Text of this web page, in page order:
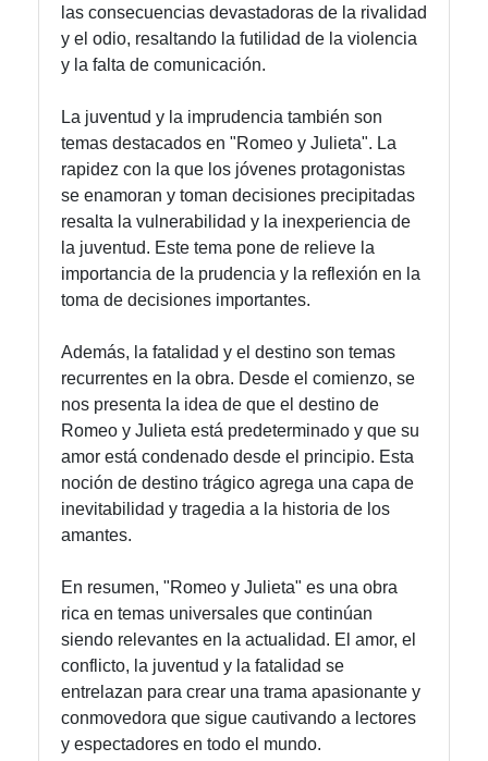
las consecuencias devastadoras de la rivalidad
y el odio, resaltando la futilidad de la violencia
y la falta de comunicación.
La juventud y la imprudencia también son
temas destacados en "Romeo y Julieta". La
rapidez con la que los jóvenes protagonistas
se enamoran y toman decisiones precipitadas
resalta la vulnerabilidad y la inexperiencia de
la juventud. Este tema pone de relieve la
importancia de la prudencia y la reflexión en la
toma de decisiones importantes.
Además, la fatalidad y el destino son temas
recurrentes en la obra. Desde el comienzo, se
nos presenta la idea de que el destino de
Romeo y Julieta está predeterminado y que su
amor está condenado desde el principio. Esta
noción de destino trágico agrega una capa de
inevitabilidad y tragedia a la historia de los
amantes.
En resumen, "Romeo y Julieta" es una obra
rica en temas universales que continúan
siendo relevantes en la actualidad. El amor, el
conflicto, la juventud y la fatalidad se
entrelazan para crear una trama apasionante y
conmovedora que sigue cautivando a lectores
y espectadores en todo el mundo.